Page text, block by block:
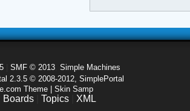
SMF © 2013 Simple Machines
2.3.5 © 2008-2012, SimplePortal
Theme | Skin Samp
Boards Topics XML